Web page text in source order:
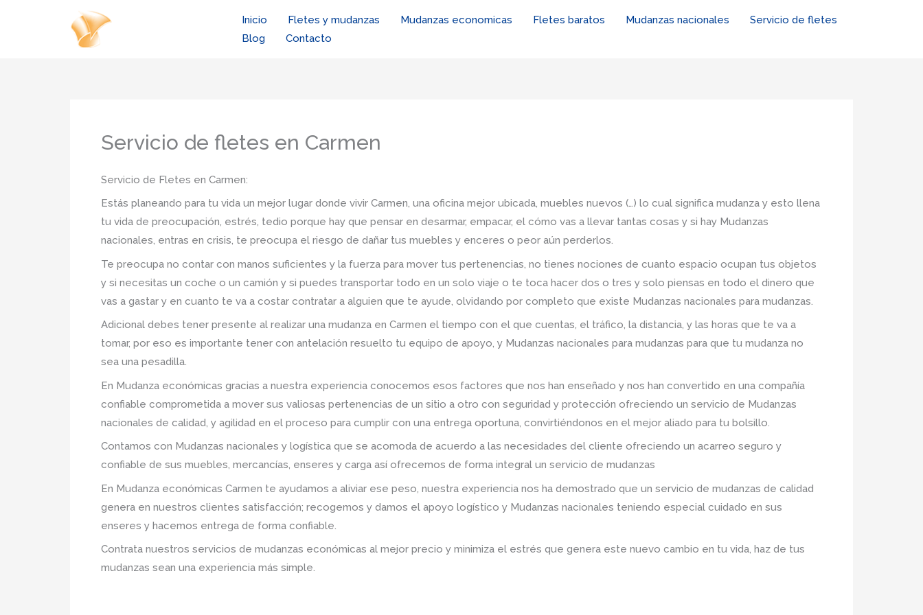
Inicio Fletes y mudanzas Mudanzas economicas Fletes baratos Mudanzas nacionales
Servicio de fletes
Blog
Contacto
Servicio de fletes en Carmen
Servicio de Fletes en Carmen:
Estás planeando para tu vida un mejor lugar donde vivir Carmen, una oficina mejor ubicada, muebles nuevos (…) lo cual significa mudanza y esto llena
tu vida de preocupación, estrés, tedio porque hay que pensar en desarmar, empacar, el cómo vas a llevar tantas cosas y si hay Mudanzas
nacionales, entras en crisis, te preocupa el riesgo de dañar tus muebles y enceres o peor aún perderlos.
Te preocupa no contar con manos suficientes y la fuerza para mover tus pertenencias, no tienes nociones de cuanto espacio ocupan tus objetos
y si necesitas un coche o un camión y si puedes transportar todo en un solo viaje o te toca hacer dos o tres y solo piensas en todo el dinero que
vas a gastar y en cuanto te va a costar contratar a alguien que te ayude, olvidando por completo que existe Mudanzas nacionales para mudanzas.
Adicional debes tener presente al realizar una mudanza en Carmen el tiempo con el que cuentas, el tráfico, la distancia, y las horas que te va a
tomar, por eso es importante tener con antelación resuelto tu equipo de apoyo, y Mudanzas nacionales para mudanzas para que tu mudanza no
sea una pesadilla.
En Mudanza económicas gracias a nuestra experiencia conocemos esos factores que nos han enseñado y nos han convertido en una compañía
confiable comprometida a mover sus valiosas pertenencias de un sitio a otro con seguridad y protección ofreciendo un servicio de Mudanzas
nacionales de calidad, y agilidad en el proceso para cumplir con una entrega oportuna, convirtiéndonos en el mejor aliado para tu bolsillo.
Contamos con Mudanzas nacionales y logística que se acomoda de acuerdo a las necesidades del cliente ofreciendo un acarreo seguro y
confiable de sus muebles, mercancías, enseres y carga así ofrecemos de forma integral un servicio de mudanzas
En Mudanza económicas Carmen te ayudamos a aliviar ese peso, nuestra experiencia nos ha demostrado que un servicio de mudanzas de calidad
genera en nuestros clientes satisfacción; recogemos y damos el apoyo logístico y Mudanzas nacionales teniendo especial cuidado en sus
enseres y hacemos entrega de forma confiable.
Contrata nuestros servicios de mudanzas económicas al mejor precio y minimiza el estrés que genera este nuevo cambio en tu vida, haz de tus
mudanzas sean una experiencia más simple.